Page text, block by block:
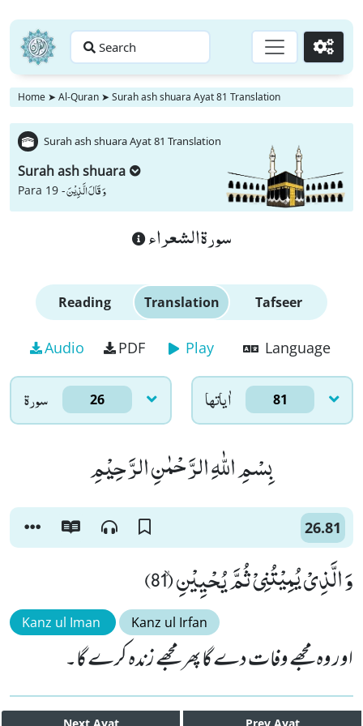
Search Go
Home ➤ Al-Quran ➤ Surah ash shuara Ayat 81 Translation
Surah ash shuara Ayat 81 Translation
Surah ash shuara
Para 19 -وَ قَالَ الَّذِیْنَ
سورة الشعراء
Reading Translation Tafseer
Audio PDF Play Language
سورۃ 26 اٰياتها 81
بِسْمِ اللّٰهِ الرَّحْمٰنِ الرَّحِیْمِ
26.81
وَ الَّذِیْ یُمِیْتُنِیْ ثُمَّ یُحْیِیْنِۙ (81)
Kanz ul Iman Kanz ul Irfan
اور وہ مجھے وفات دے گا پھر مجھے زندہ کرے گا۔